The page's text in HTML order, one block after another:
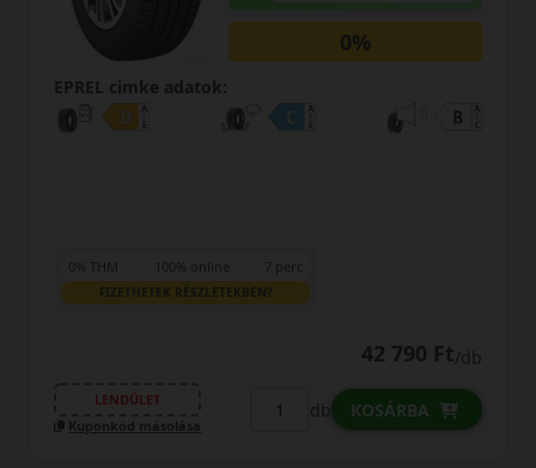
0%
EPREL cimke adatok:
0% THM 100% online 7 perc
FIZETHETEK RÉSZLETEKBEN?
57 190 Ft /db
LENDÜLET
Kuponkód másolása
db KOSÁRBA